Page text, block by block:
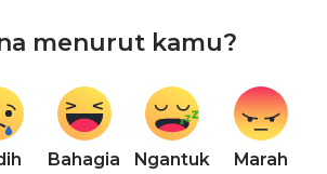
menurut kamu?
Bahagia Ngantuk Marah